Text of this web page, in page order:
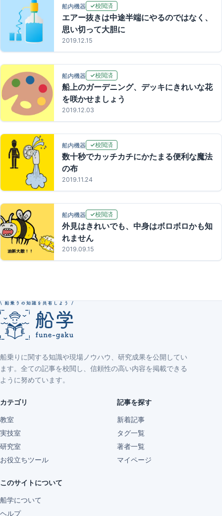
船内機器 校閲済
エアー抜きは中途半端にやるのではなく、
思い切って大胆に
2019.12.15
船内機器 校閲済
船上のガーデニング、デッキにきれいな花
を咲かせましょう
2019.12.03
船内機器 校閲済
数十秒でカッチカチにかたまる便利な魔法
の布
2019.11.24
船内機器 校閲済
外見はきれいでも、中身はボロボロかも知
れません
2019.09.15
船乗りに関する知識や現場ノウハウ、研究成果を公開してい
ます。全ての記事を校閲し、信頼性の高い内容を掲載できる
ように努めています。
カテゴリ
教室
実技室
研究室
お役立ちツール
記事を探す
新着記事
タグ一覧
著者一覧
マイページ
このサイトについて
船学について
ヘルプ